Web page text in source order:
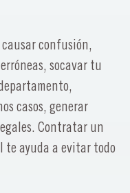
confusión,
socavar tu
casos, generar
Contratar un
te ayuda a evitar todo